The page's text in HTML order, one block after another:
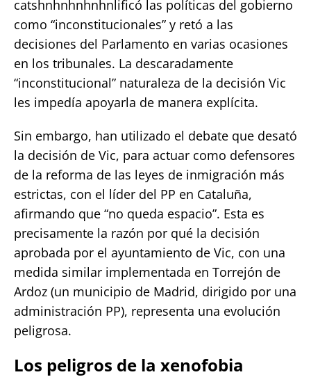
catshnhnhnhnhnlificó las políticas del gobierno
como “inconstitucionales” y retó a las
decisiones del Parlamento en varias ocasiones
en los tribunales. La descaradamente
“inconstitucional” naturaleza de la decisión Vic
les impedía apoyarla de manera explícita.
Sin embargo, han utilizado el debate que desató
la decisión de Vic, para actuar como defensores
de la reforma de las leyes de inmigración más
estrictas, con el líder del PP en Cataluña,
afirmando que “no queda espacio”. Esta es
precisamente la razón por qué la decisión
aprobada por el ayuntamiento de Vic, con una
medida similar implementada en Torrejón de
Ardoz (un municipio de Madrid, dirigido por una
administración PP), representa una evolución
peligrosa.
Los peligros de la xenofobia